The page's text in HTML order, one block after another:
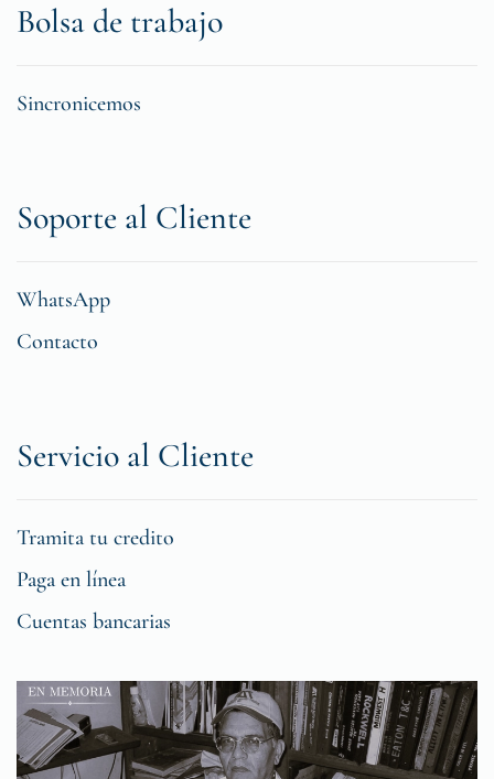
Bolsa de trabajo
Sincronicemos
Soporte al Cliente
WhatsApp
Contacto
Servicio al Cliente
Tramita tu credito
Paga en línea
Cuentas bancarias